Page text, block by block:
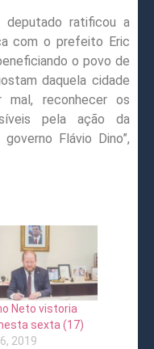
deputado ratificou a
com o prefeito Eric
o povo de
daquela cidade
reconhecer os
pela ação da
Flávio Dino”,
Neto vistoria
sexta (17)
2019